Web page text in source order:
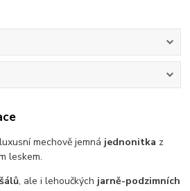
mechově jemná jednonitka z
leskem.
, ale i lehoučkých jarně-podzimních